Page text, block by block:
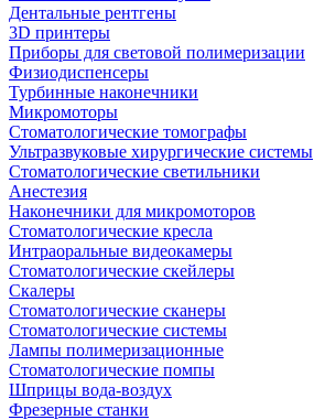
Дентальные рентгены
3D принтеры
Приборы для световой полимеризации
Физиодиспенсеры
Турбинные наконечники
Микромоторы
Стоматологические томографы
Ультразвуковые хирургические системы
Стоматологические светильники
Анестезия
Наконечники для микромоторов
Стоматологические кресла
Интраоральные видеокамеры
Стоматологические скейлеры
Скалеры
Стоматологические сканеры
Стоматологические системы
Лампы полимеризационные
Стоматологические помпы
Шприцы вода-воздух
Фрезерные станки